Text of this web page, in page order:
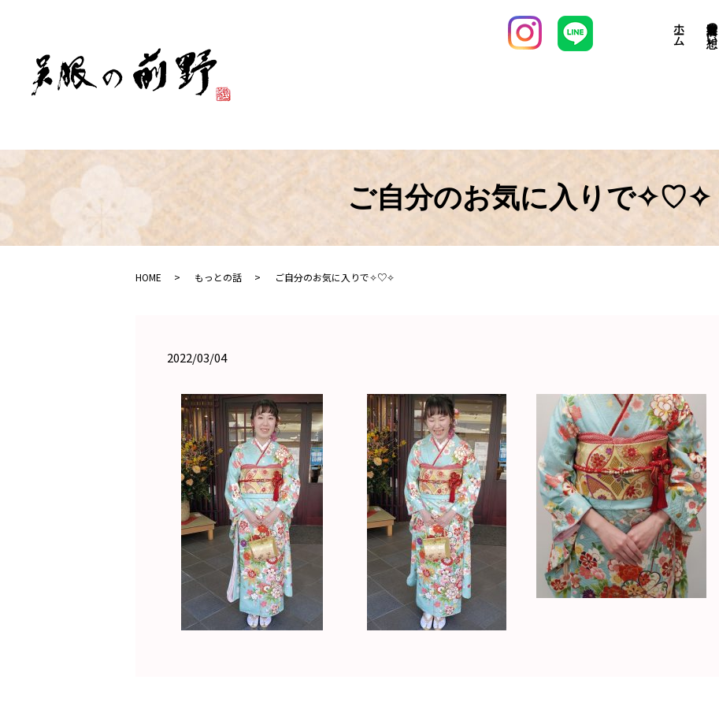
ホーム 前野呉服店の想い
ご自分のお気に入りで✧♡✧
HOME もっとの話 ご自分のお気に入りで✧♡✧
2022/03/04